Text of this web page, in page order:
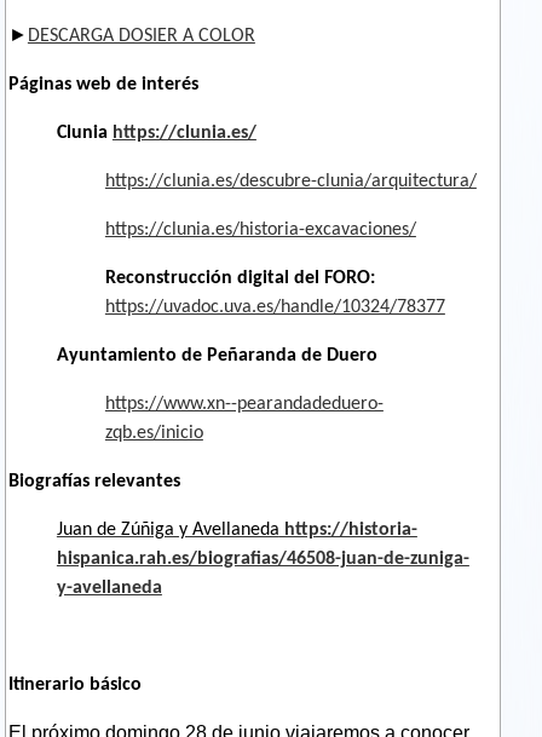
► DESCARGA DOSIER A COLOR
Páginas web de interés
Clunia https://clunia.es/
https://clunia.es/descubre-clunia/arquitectura/
https://clunia.es/historia-excavaciones/
Reconstrucción digital del FORO:
https://uvadoc.uva.es/handle/10324/78377
Ayuntamiento de Peñaranda de Duero
https://www.xn--pearandadeduero-
zqb.es/inicio
Biografías relevantes
Juan de Zúñiga y Avellaneda https://historia-
hispanica.rah.es/biografias/46508-juan-de-zuniga-
y-avellaneda
Itinerario básico